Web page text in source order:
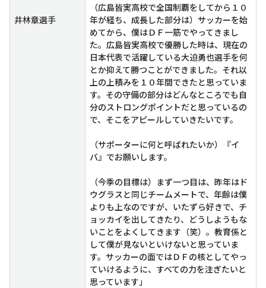
井林章選手
（広島皆実高校で全国制覇をしてから１０
年が経ち、成長した部分は）サッカーを始
めてから、僕はＤＦ一筋でやってきまし
た。広島皆実高校で優勝した時は、現在の
日本代表で活躍している大迫勇也選手を何
とか抑えて勝つことができました。それ以
上の上積みを１０年間できたと思っていま
す。その守備の部分はどんなところでも自
分のストロングポイントだと思っているの
で、そこをアピールしていきたいです。
（サポーターに何と呼ばれたいか）『イ
バ』でお願いします。
（今季の目標は）まず一つ目は、昨年はド
ウグラスと同じチームメートで、年齢は僕
よりも上なのですが、いたずら好きで、チ
ョッカイを出してきたり、どうしようもな
いことをよくしてきます（笑）。教育係と
して僕が見ないといけないと思っていま
す。サッカーの面ではＤＦの核としてやっ
ていけるように、すべての力を注ぎたいと
思っています」